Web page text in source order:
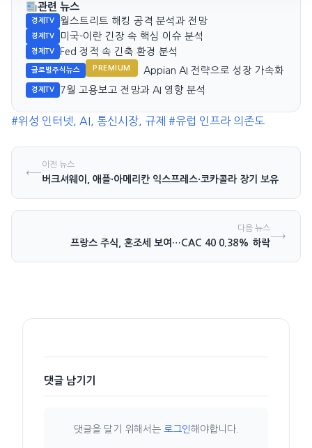
관련 뉴스
경제TV 월스트리트 해킹 공격 분석과 전망
경제TV 미국-이란 긴장 속 핵심 이슈 분석
경제TV Fed 정적 속 긴축 환경 분석
글로벌주식뉴스 PREMIUM Appian AI 전략으로 성장 가속화
경제TV 7월 고용보고 전망과 AI 영향 분석
#위성 인터넷, AI, 통신시장, 규제 #유럽 인프라 의존도
←이전 뉴스
버크셔웨이, 애플·아메리칸 익스프레스·코카콜라 장기 보유
다음 뉴스
프랑스 주식, 혼조세 보여…CAC 40 0.38% 하락→
댓글 남기기
댓글을 달기 위해서는 로그인 해야합니다.